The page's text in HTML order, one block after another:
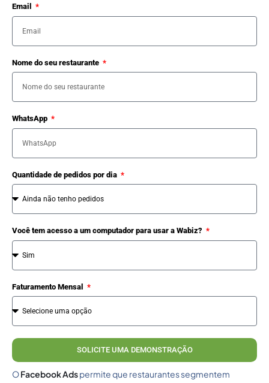
Email
Nome do seu restaurante
WhatsApp
Quantidade de pedidos por dia
Você tem acesso a um computador para usar a Wabiz?
Faturamento Mensal
SOLICITE UMA DEMONSTRAÇÃO
OFacebook Adspermite que restaurantes segmentem